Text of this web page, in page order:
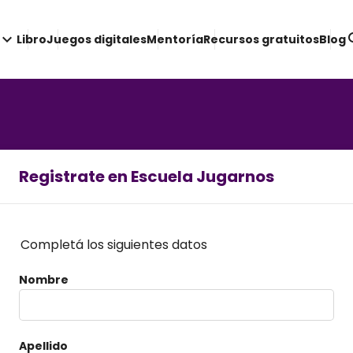
keyboard_arrow_down LibroJuegos digitalesMentoríaRecursos gratuitosBlog
Registrate en Escuela Jugarnos
Completá los siguientes datos
Nombre
Apellido